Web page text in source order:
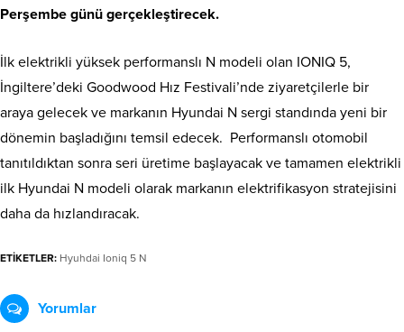
Perşembe günü gerçekleştirecek.
İlk elektrikli yüksek performanslı N modeli olan IONIQ 5,
İngiltere’deki Goodwood Hız Festivali’nde ziyaretçilerle bir
araya gelecek ve markanın Hyundai N sergi standında yeni bir
dönemin başladığını temsil edecek. Performanslı otomobil
tanıtıldıktan sonra seri üretime başlayacak ve tamamen elektrikli
ilk Hyundai N modeli olarak markanın elektrifikasyon stratejisini
daha da hızlandıracak.
ETİKETLER: Hyuhdai Ioniq 5 N
Yorumlar